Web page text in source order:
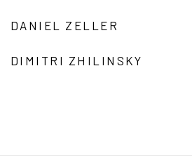
DANIEL ZELLER
DIMITRI ZHILINSKY